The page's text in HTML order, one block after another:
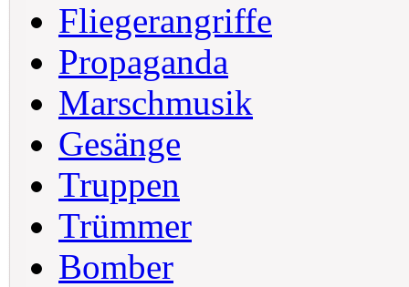
Fliegerangriffe
Propaganda
Marschmusik
Gesänge
Truppen
Trümmer
Bomber